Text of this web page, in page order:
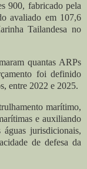
900, fabricado pela
avaliado em 107,6
Tailandesa no
quantas ARPs
foi definido
entre 2022 e 2025.
marítimo,
e auxiliando
jurisdicionais,
de defesa da